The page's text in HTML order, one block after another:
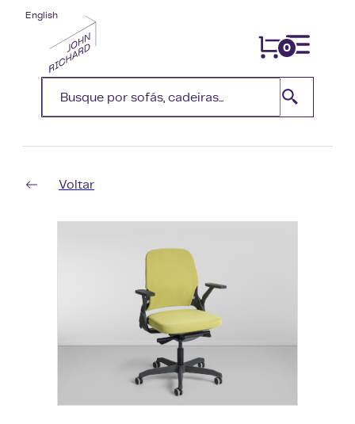
0
English
Voltar